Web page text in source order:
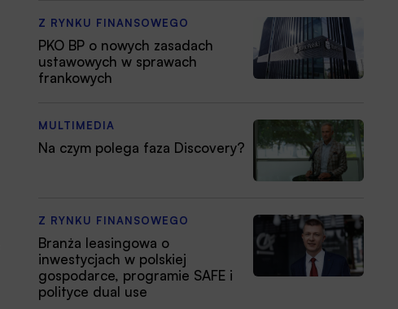
Z RYNKU FINANSOWEGO
PKO BP o nowych zasadach
ustawowych w sprawach
frankowych
MULTIMEDIA
Na czym polega faza Discovery?
Z RYNKU FINANSOWEGO
Branża leasingowa o
inwestycjach w polskiej
gospodarce, programie SAFE i
polityce dual use